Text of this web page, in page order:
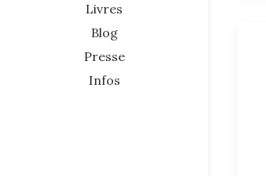
Livres
Blog
Presse
Infos